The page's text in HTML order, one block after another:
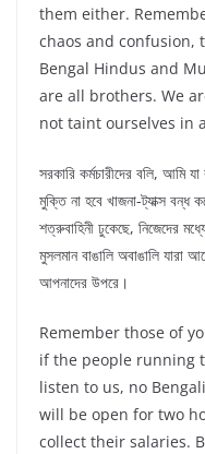
them either.
chaos and confusion,
Bengal Hindus and
are all brothers. We
not taint ourselves in
সরকারি কর্মচারীদের বলি, আমি
মুক্তি না হবে খাজনা-ট্যাক্স বন্ধ
শত্রুবাহিনী ঢুকেছে, নিজেদের
মুসলমান বাঙালি অবাঙালি যারা
আপনাদের উপরে।
Remember those of
if the people running
listen to us, no
will be open for two
collect their salaries.